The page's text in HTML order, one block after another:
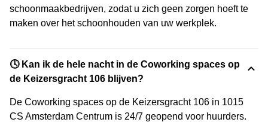
schoonmaakbedrijven, zodat u zich geen zorgen hoeft te
maken over het schoonhouden van uw werkplek.
🕓 Kan ik de hele nacht in de Coworking spaces op
de Keizersgracht 106 blijven?
De Coworking spaces op de Keizersgracht 106 in 1015
CS Amsterdam Centrum is 24/7 geopend voor huurders.